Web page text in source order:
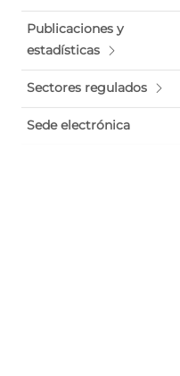
Publicaciones y
estadísticas
Sectores regulados
Sede electrónica